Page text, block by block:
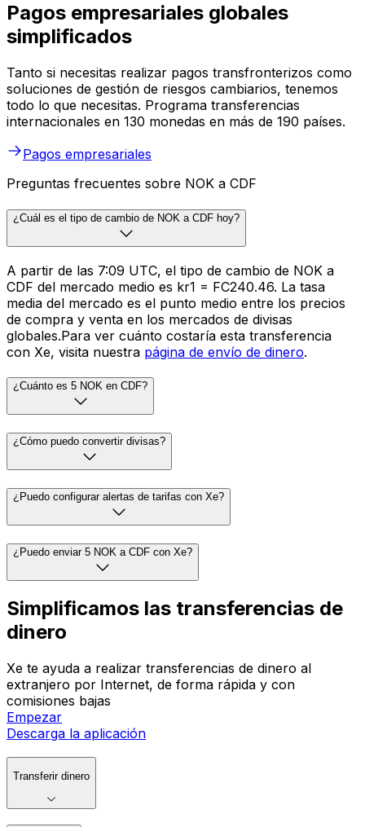
Pagos empresariales globales
simplificados
Tanto si necesitas realizar pagos transfronterizos como
soluciones de gestión de riesgos cambiarios, tenemos
todo lo que necesitas. Programa transferencias
internacionales en 130 monedas en más de 190 países.
Pagos empresariales
Preguntas frecuentes sobre NOK a CDF
¿Cuál es el tipo de cambio de NOK a CDF hoy?
A partir de las 7:09 UTC, el tipo de cambio de NOK a
CDF del mercado medio es kr1 = FC240.46. La tasa
media del mercado es el punto medio entre los precios
de compra y venta en los mercados de divisas
globales.Para ver cuánto costaría esta transferencia
con Xe, visita nuestra página de envío de dinero.
¿Cuánto es 5 NOK en CDF?
¿Cómo puedo convertir divisas?
¿Puedo configurar alertas de tarifas con Xe?
¿Puedo enviar 5 NOK a CDF con Xe?
Simplificamos las transferencias de
dinero
Xe te ayuda a realizar transferencias de dinero al
extranjero por Internet, de forma rápida y con
comisiones bajas
Empezar
Descarga la aplicación
Transferir dinero